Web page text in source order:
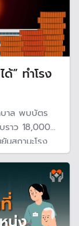
” ทำโรง
บาล พบบัตร
ราว 18,000
สถานะโรง
ค่าบริการจาก
แทน